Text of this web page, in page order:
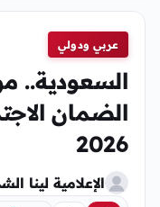
عربي ودولي
السعودية..
الضمان
2026
الإعلامية لينا